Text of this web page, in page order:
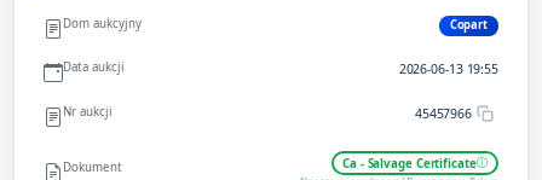
Dom aukcyjny Copart
Data aukcji 2026-06-13 19:55
Nr aukcji 45457966
Dokument Ca - Salvage Certificate